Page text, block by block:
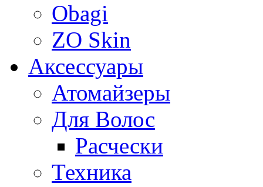
Obagi
ZO Skin
Aксессуары
Атомайзеры
Для Волос
Расчески
Техника